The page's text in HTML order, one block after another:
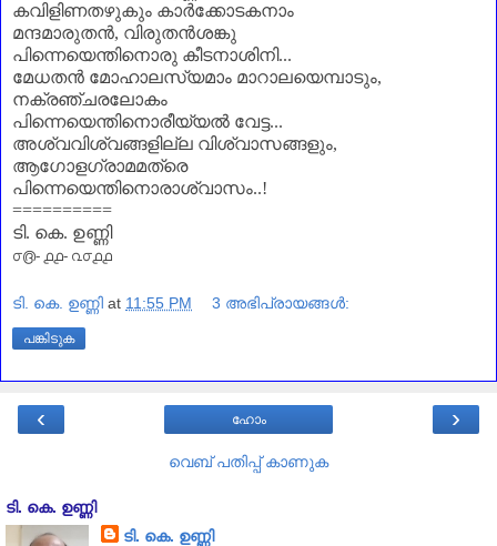
കവിളിണതഴുകും കാർക്കോടകനാം
മന്ദമാരുതൻ, വിരുതൻശങ്കു
പിന്നെയെന്തിനൊരു കീടനാശിനി...
മേധതൻ മോഹാലസ്യമാം മാറാലയെമ്പാടും,
നക്രഞ്ചരലോകം
പിന്നെയെന്തിനൊരീയ്യൽ വേട്ട...
അശ്വവിശ്വങ്ങളില്ല വിശ്വാസങ്ങളും,
ആഗോളഗ്രാമമത്രെ
പിന്നെയെന്തിനൊരാശ്വാസം..!
==========
ടി. കെ. ഉണ്ണി
൦൫- ൧൧- ൨൦൧൧
ടി. കെ. ഉണ്ണി at 11:55 PM 3 അഭിപ്രായങ്ങൾ:
പങ്കിടുക
‹ ›
ഹോം
വെബ് പതിപ്പ് കാണുക
ടി. കെ. ഉണ്ണി
ടി. കെ. ഉണ്ണി